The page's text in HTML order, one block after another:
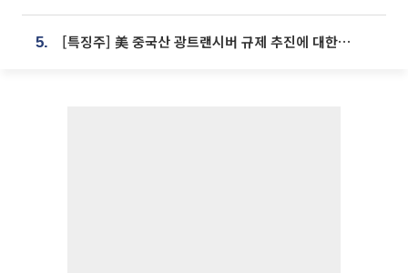
5. [특징주] 美 중국산 광트랜시버 규제 추진에 대한광통신 등 광통신株 강세